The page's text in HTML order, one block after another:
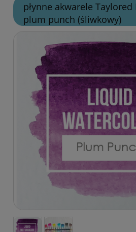
płynne akwarele Taylored
plum punch (śliwkowy)